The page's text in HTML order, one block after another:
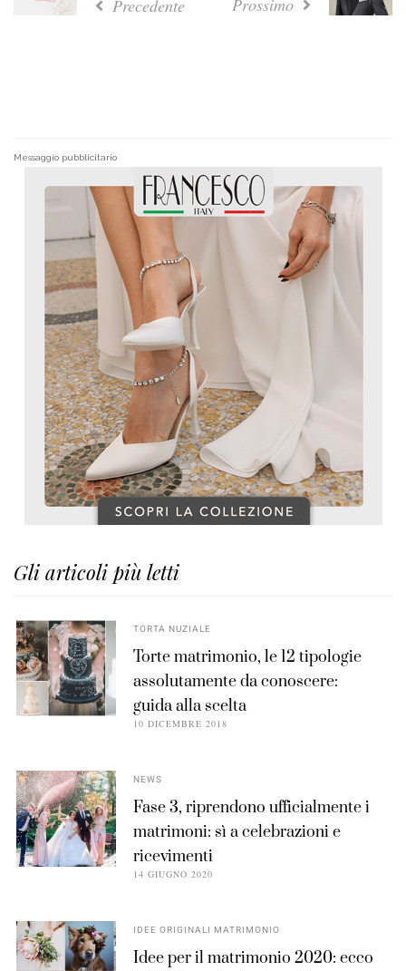
Precedente
Messaggio pubblicitario
Gli articoli più letti
TORTA NUZIALE
Torte matrimonio, le 12 tipologie
assolutamente da conoscere:
guida alla scelta
10 DICEMBRE 2018
NEWS
Fase 3, riprendono ufficialmente i
matrimoni: sì a celebrazioni e
ricevimenti
14 GIUGNO 2020
IDEE ORIGINALI MATRIMONIO
Idee per il matrimonio 2020: ecco